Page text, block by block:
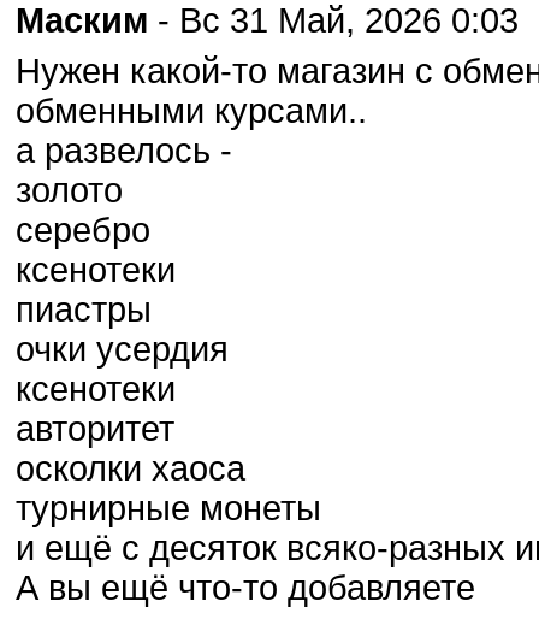
Маским - Вс 31 Май, 2026 0:03
Нужен какой-то магазин с
обменными курсами..
а развелось -
золото
серебро
ксенотеки
пиастры
очки усердия
ксенотеки
авторитет
осколки хаоса
турнирные монеты
и ещё с десяток всяко-разных
А вы ещё что-то добавляете